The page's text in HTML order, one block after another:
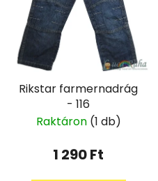
Rikstar farmernadrág
- 116
Raktáron (1 db)
1 290 Ft